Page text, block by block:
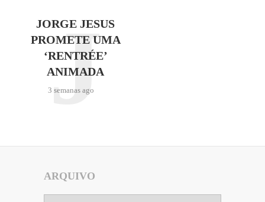
JORGE JESUS
PROMETE UMA
‘RENTRÉE’
ANIMADA
3 semanas ago
J
ARQUIVO